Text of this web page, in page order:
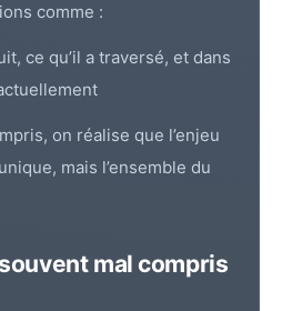
comme :
ce qu’il a traversé, et dans
on réalise que l’enjeu
mais l’ensemble du
mal compris